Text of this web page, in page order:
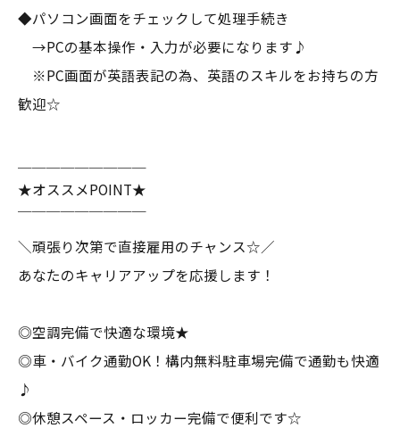
◆パソコン画面をチェックして処理手続き
→PCの基本操作・入力が必要になります♪
※PC画面が英語表記の為、英語のスキルをお持ちの方
歓迎☆
★オススメPOINT★
￣￣￣￣￣￣￣￣￣
＼頑張り次第で直接雇用のチャンス☆／
あなたのキャリアアップを応援します！
◎空調完備で快適な環境★
◎車・バイク通勤OK！構内無料駐車場完備で通勤も快適
♪
◎休憩スペース・ロッカー完備で便利です☆